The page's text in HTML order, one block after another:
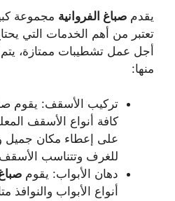
يقدم صباغ الفروانية مجموعة
تعتبر من أهم الخدمات التي
أجل عمل تشطيبات ممتازة،
منها:
تركيب الأسقف: يقوم
كافة أنواع الأسقف
على إعطاء مكان جميل
للغرف وتتناسب
دهان الأبواب: يقوم
أنواع الأبواب والنوافذ